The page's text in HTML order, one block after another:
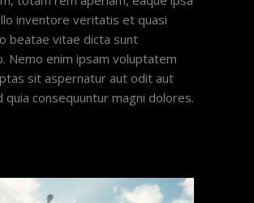
inventore veritatis et quasi
beatae vitae dicta sunt
Nemo enim ipsam voluptatem
sit aspernatur aut odit aut
quia consequuntur magni dolores.